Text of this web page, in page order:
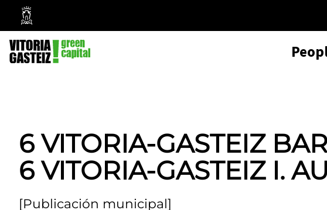
Vitoria-
Gasteiz
City
Council
6 VITORIA-GASTEIZ
6 VITORIA-GASTEIZ I.
[Publicación municipal]